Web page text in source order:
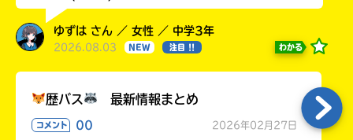
ゆずは さん ／ 女性 ／ 中学3年
2026.08.03 NEW 注目 !! わかる
歴バス 最新情報まとめ
コメント 00 2026年02月27日